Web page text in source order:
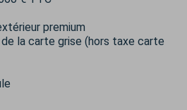
premium
la carte grise (hors taxe carte